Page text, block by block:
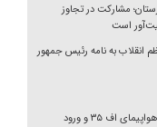
مشارکت در تجاوز
است
انقلاب به نامه رئیس جمهور
انهدام کامل سه فروند هواپیمای اف ۳۵ و ورود